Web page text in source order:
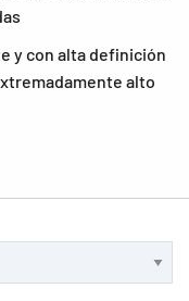
y con alta definición
alto